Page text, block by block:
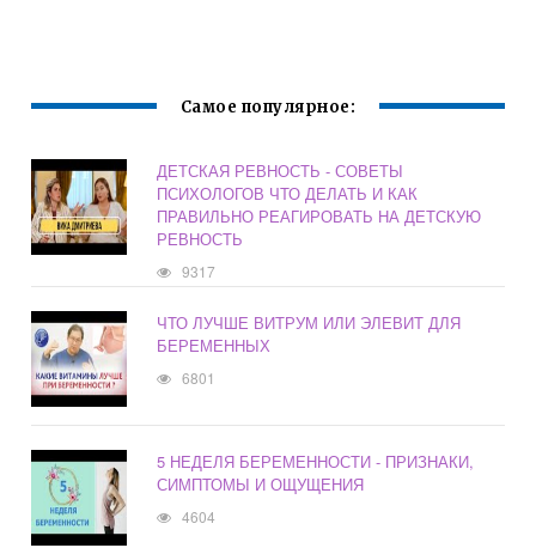
Самое популярное:
ДЕТСКАЯ РЕВНОСТЬ - СОВЕТЫ
ПСИХОЛОГОВ ЧТО ДЕЛАТЬ И КАК
ПРАВИЛЬНО РЕАГИРОВАТЬ НА ДЕТСКУЮ
РЕВНОСТЬ
9317
ЧТО ЛУЧШЕ ВИТРУМ ИЛИ ЭЛЕВИТ ДЛЯ
БЕРЕМЕННЫХ
6801
5 НЕДЕЛЯ БЕРЕМЕННОСТИ - ПРИЗНАКИ,
СИМПТОМЫ И ОЩУЩЕНИЯ
4604